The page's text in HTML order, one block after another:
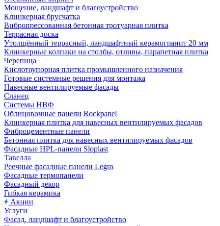
Мощение, ландшафт и благоустройство
Клинкерная брусчатка
Вибропрессованная бетонная тротуарная плитка
Террасная доска
Утолщённый террасный, ландшафтный керамогранит 20 мм
Клинкерные колпаки на столбы, отливы, парапетная плитка
Черепица
Кислотоупорная плитка промышленного назначения
Готовые системные решения для монтажа
Навесные вентилируемые фасады
Сланец
Системы НВФ
Облицовочные панели Rockpanel
Клинкерная плитка для навесных вентилируемых фасадов
Фиброцементные панели
Бетонная плитка для навесных вентилируемых фасадов
Фасадные HPL-панели Sloplast
Тавелла
Реечные фасадные панели Legro
Фасадные термопанели
Фасадный декор
Гибкая керамика
Акции
Услуги
Фасад, ландшафт и благоустройство